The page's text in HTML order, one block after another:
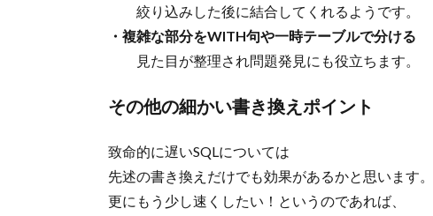
絞り込みした後に結合してくれるようです。
・複雑な部分をWITH句や一時テーブルで分ける
見た目が整理され問題発見にも役立ちます。
その他の細かい書き換えポイント
致命的に遅いSQLについては
先述の書き換えだけでも効果があるかと思います。
更にもう少し速くしたい！というのであれば、